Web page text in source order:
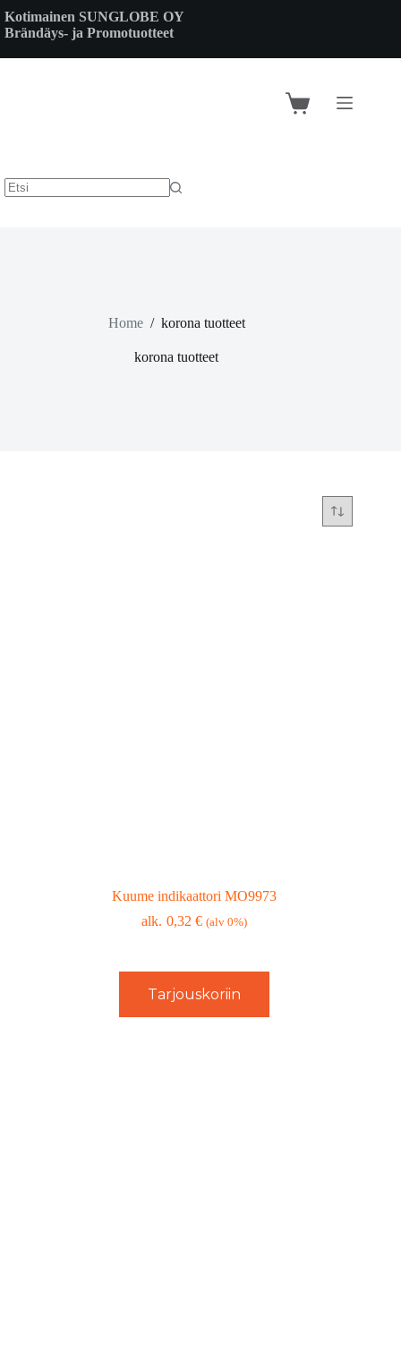
to
content
Kotimainen SUNGLOBE OY
Brändäys- ja Promotuotteet
Shopping
Home / korona tuotteet
korona tuotteet
Kuume indikaattori MO9973
0,32€ (alv 0%)
Tarjouskoriin